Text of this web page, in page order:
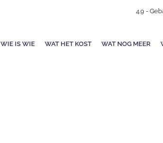
4.9 -
WIE IS WIE WAT HET KOST WAT NOG MEER